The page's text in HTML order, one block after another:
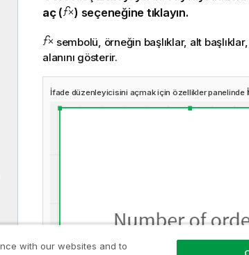
aç( ) seçeneğine tıklayın.
sembolü, örneğin başlıklar, alt
alanını gösterir.
İfade düzenleyicisini açmak için özellikler panelinde
with our websites and to